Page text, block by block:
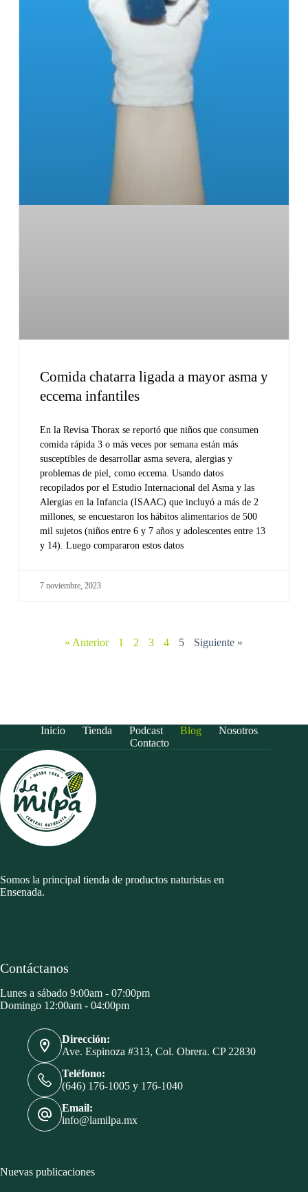
Comida chatarra ligada a mayor asma y
eccema infantiles
En la Revisa Thorax se reportó que niños que consumen
comida rápida 3 o más veces por semana están más
susceptibles de desarrollar asma severa, alergias y
problemas de piel, como eccema. Usando datos
recopilados por el Estudio Internacional del Asma y las
Alergias en la Infancia (ISAAC) que incluyó a más de 2
millones, se encuestaron los hábitos alimentarios de 500
mil sujetos (niños entre 6 y 7 años y adolescentes entre 13
y 14). Luego compararon estos datos
7 noviembre, 2023
« Anterior 1 2 3 4 5 Siguiente »
Inicio Tienda Podcast Blog
Nosotros
Contacto
Somos la principal tienda de productos naturistas en
Ensenada.
Contáctanos
Lunes a sábado 9:00am - 07:00pm
Domingo 12:00am - 04:00pm
Dirección:
Ave. Espinoza #313, Col. Obrera. CP 22830
Teléfono:
(646) 176-1005 y 176-1040
Email:
info@lamilpa.mx
Nuevas publicaciones